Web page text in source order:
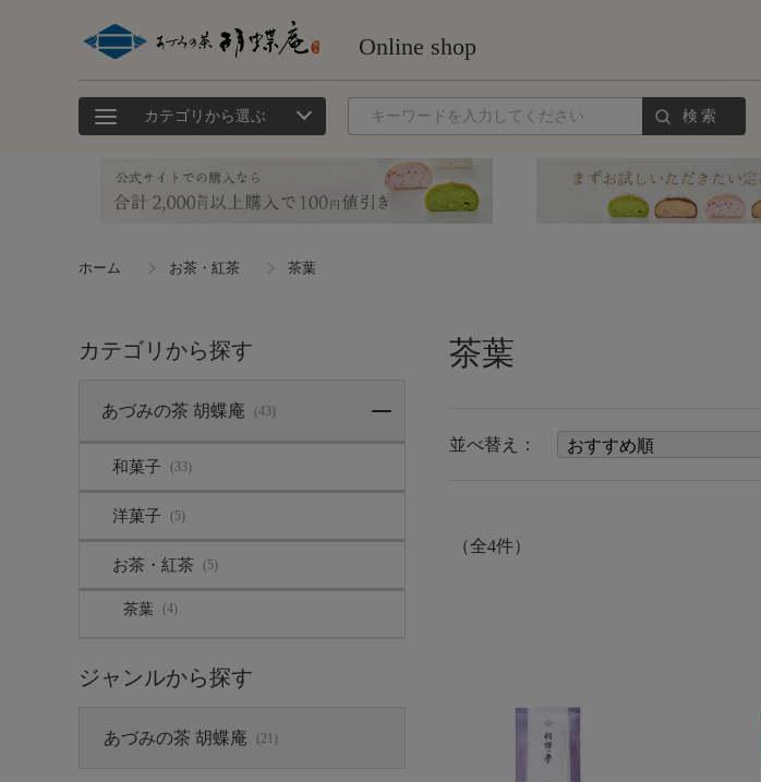
カテゴリから選ぶ 検索
ホーム お茶・紅茶 茶葉
カテゴリから探す
あづみの茶 胡蝶庵 (43)
和菓子 (33)
洋菓子 (5)
お茶・紅茶 (5)
茶葉 (4)
ジャンルから探す
あづみの茶 胡蝶庵 (21)
茶葉
並べ替え：
（全4件）